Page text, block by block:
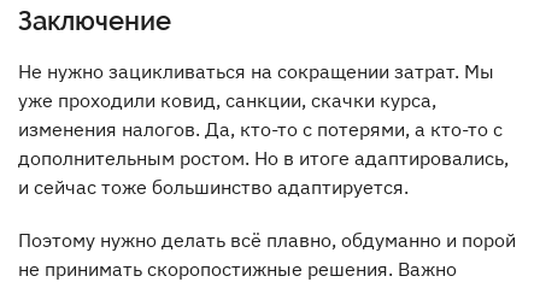
Заключение
Не нужно зацикливаться на сокращении затрат. Мы
уже проходили ковид, санкции, скачки курса,
изменения налогов. Да, кто-то с потерями, а кто-то с
дополнительным ростом. Но в итоге адаптировались,
и сейчас тоже большинство адаптируется.
Поэтому нужно делать всё плавно, обдуманно и порой
не принимать скоропостижные решения. Важно